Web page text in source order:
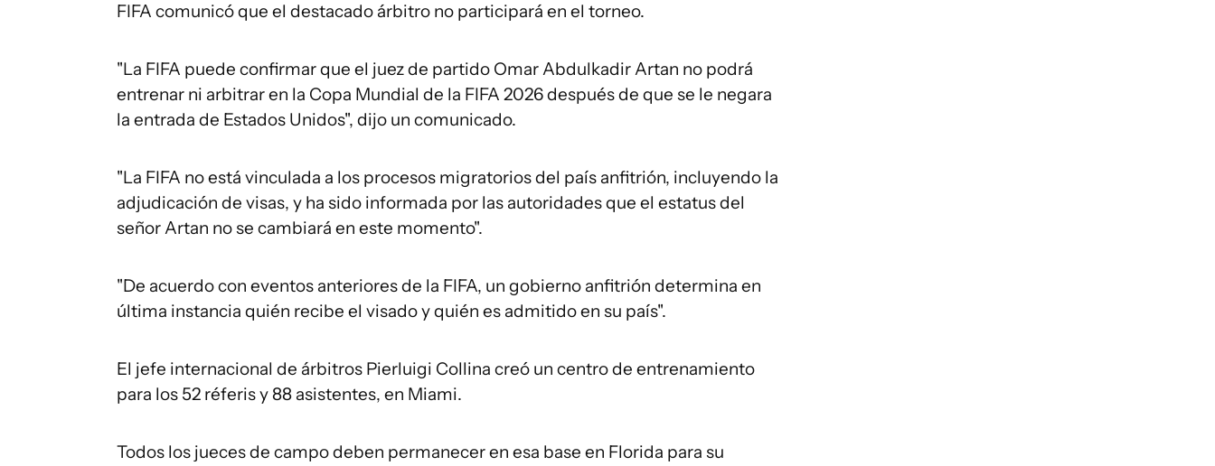
FIFA comunicó que el destacado árbitro no participará en el torneo.
"La FIFA puede confirmar que el juez de partido Omar Abdulkadir Artan no podrá
entrenar ni arbitrar en la Copa Mundial de la FIFA 2026 después de que se le negara
la entrada de Estados Unidos", dijo un comunicado.
"La FIFA no está vinculada a los procesos migratorios del país anfitrión, incluyendo la
adjudicación de visas, y ha sido informada por las autoridades que el estatus del
señor Artan no se cambiará en este momento".
"De acuerdo con eventos anteriores de la FIFA, un gobierno anfitrión determina en
última instancia quién recibe el visado y quién es admitido en su país".
El jefe internacional de árbitros Pierluigi Collina creó un centro de entrenamiento
para los 52 réferis y 88 asistentes, en Miami.
Todos los jueces de campo deben permanecer en esa base en Florida para su